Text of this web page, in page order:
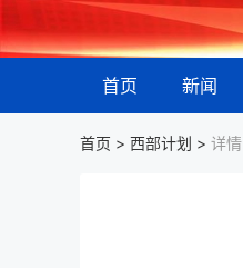
首页 新闻
首页 > 西部计划 > 详情